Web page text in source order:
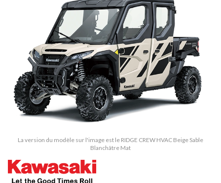
La version du modèle sur l'image est le RIDGE CREW HVAC Beige Sable
Blanchâtre Mat